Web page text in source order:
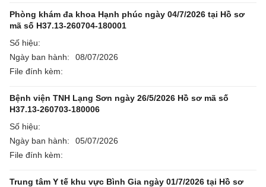
Phòng khám đa khoa Hạnh phúc ngày 04/7/2026 tại Hồ sơ
mã số H37.13-260704-180001
Số hiệu:
Ngày ban hành:
08/07/2026
File đính kèm:
Bệnh viện TNH Lạng Sơn ngày 26/5/2026 Hồ sơ mã số
H37.13-260703-180006
Số hiệu:
Ngày ban hành:
05/07/2026
File đính kèm:
Trung tâm Y tế khu vực Bình Gia ngày 01/7/2026 tại Hồ sơ